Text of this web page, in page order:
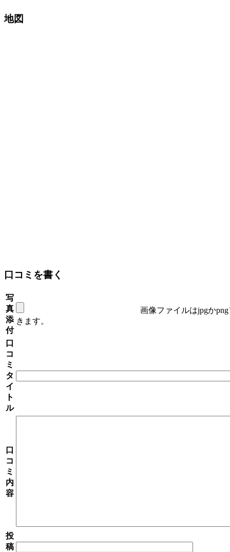
地図
口コミを書く
写
真
添
付
画像ファイルはjpgか
きます。
口
コ
ミ
タ
イ
ト
ル
口
コ
ミ
内
容
投
稿